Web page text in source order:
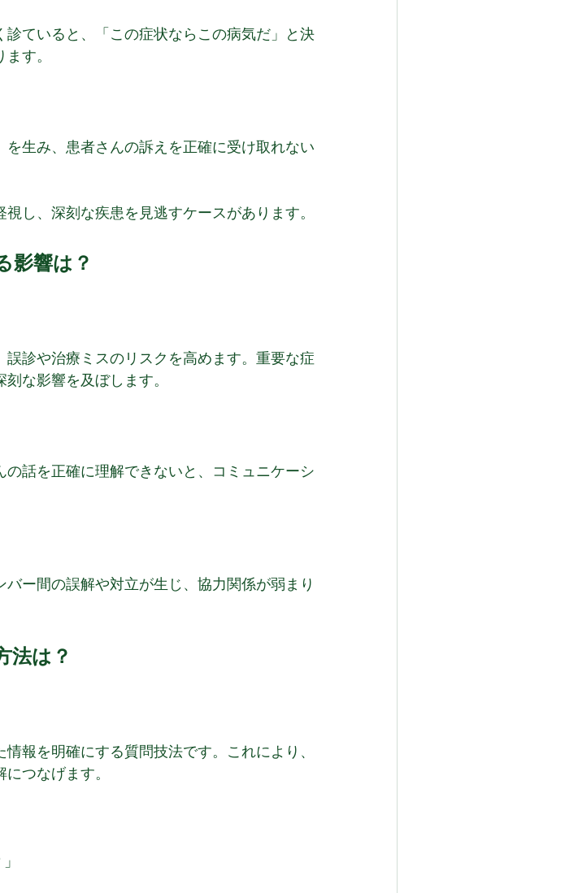
診ていると、「この症状ならこの病気だ」と決
す。
生み、患者さんの訴えを正確に受け取れない
し、深刻な疾患を見逃すケースがあります。
影響は？
診や治療ミスのリスクを高めます。重要な症
な影響を及ぼします。
話を正確に理解できないと、コミュニケーシ
ー間の誤解や対立が生じ、協力関係が弱まり
法は？
報を明確にする質問技法です。これにより、
つなげます。